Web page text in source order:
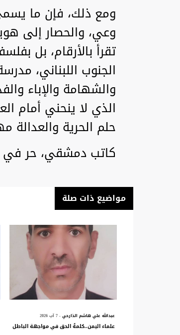
ومع ذلك، فإن ما
وعي، والحصار إلى
تقرأ بالأرقام، بل
الجنوب اللبناني،
والشهامة والإباء
الذي لا ينحني أمام
حلم الحرية
كاتب دمشقي، حر في
مواضيع ذات صلة
عبدالله علي هاشم الذارحي- 7 آب 2026
علماء اليمن..كلمةُ الحق في مواجهة الباطل